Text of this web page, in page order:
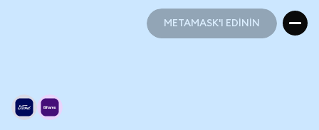
METAMASK'I EDİNİN